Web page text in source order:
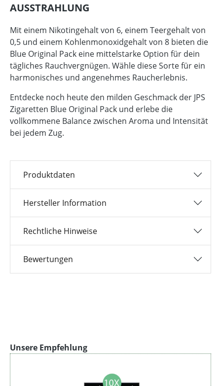
AUSSTRAHLUNG
Mit einem Nikotingehalt von 6, einem Teergehalt von
0,5 und einem Kohlenmonoxidgehalt von 8 bieten die
Blue Original Pack eine mittelstarke Option für dein
tägliches Rauchvergnügen. Wähle diese Sorte für ein
harmonisches und angenehmes Raucherlebnis.
Entdecke noch heute den milden Geschmack der JPS
Zigaretten Blue Original Pack und erlebe die
vollkommene Balance zwischen Aroma und Intensität
bei jedem Zug.
Produktdaten
Hersteller Information
Rechtliche Hinweise
Bewertungen
Produktgalerie überspringen
Unsere Empfehlung